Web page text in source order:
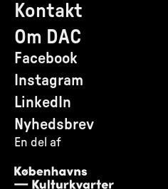
Kontakt
Om DAC
Facebook
Instagram
LinkedIn
Nyhedsbrev
En del af